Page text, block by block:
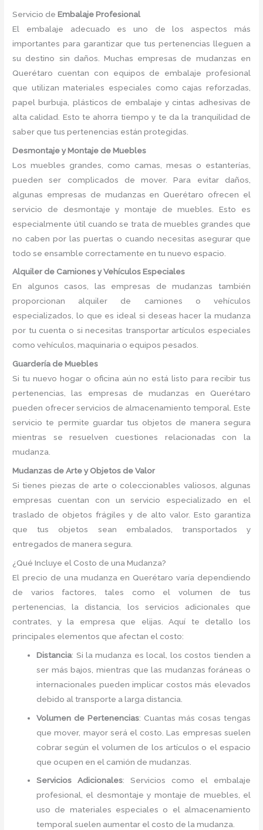
Servicio deEmbalaje Profesional
El embalaje adecuado es uno de los aspectos más
importantes para garantizar que tus pertenencias lleguen a
su destino sin daños. Muchas empresas de mudanzas en
Querétaro cuentan con equipos de embalaje profesional
que utilizan materiales especiales como cajas reforzadas,
papel burbuja, plásticos de embalaje y cintas adhesivas de
alta calidad. Esto te ahorra tiempo y te da la tranquilidad de
saber que tus pertenencias están protegidas.
Desmontaje y Montaje de Muebles
Los muebles grandes, como camas, mesas o estanterías,
pueden ser complicados de mover. Para evitar daños,
algunas empresas de mudanzas en Querétaro ofrecen el
servicio de desmontaje y montaje de muebles. Esto es
especialmente útil cuando se trata de muebles grandes que
no caben por las puertas o cuando necesitas asegurar que
todo se ensamble correctamente en tu nuevo espacio.
Alquiler de Camiones y Vehículos Especiales
En algunos casos, las empresas de mudanzas también
proporcionan alquiler de camiones o vehículos
especializados, lo que es ideal si deseas hacer la mudanza
por tu cuenta o si necesitas transportar artículos especiales
como vehículos, maquinaria o equipos pesados.
Guardería de Muebles
Si tu nuevo hogar o oficina aún no está listo para recibir tus
pertenencias, las empresas de mudanzas en Querétaro
pueden ofrecer servicios de almacenamiento temporal. Este
servicio te permite guardar tus objetos de manera segura
mientras se resuelven cuestiones relacionadas con la
mudanza.
Mudanzas de Arte y Objetos de Valor
Si tienes piezas de arte o coleccionables valiosos, algunas
empresas cuentan con un servicio especializado en el
traslado de objetos frágiles y de alto valor. Esto garantiza
que tus objetos sean embalados, transportados y
entregados de manera segura.
¿Qué Incluye el Costo de una Mudanza?
El precio de una mudanza en Querétaro varía dependiendo
de varios factores, tales como el volumen de tus
pertenencias, la distancia, los servicios adicionales que
contrates, y la empresa que elijas. Aquí te detallo los
principales elementos que afectan el costo:
Distancia: Si la mudanza es local, los costos tienden a
ser más bajos, mientras que las mudanzas foráneas o
internacionales pueden implicar costos más elevados
debido al transporte a larga distancia.
Volumen de Pertenencias: Cuantas más cosas tengas
que mover, mayor será el costo. Las empresas suelen
cobrar según el volumen de los artículos o el espacio
que ocupen en el camión de mudanzas.
Servicios Adicionales: Servicios como el embalaje
profesional, el desmontaje y montaje de muebles, el
uso de materiales especiales o el almacenamiento
temporal suelen aumentar el costo de la mudanza.